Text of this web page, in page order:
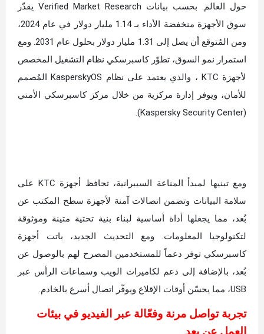
حول العالم. بحسب بيانات Verified Market Research يقدّر
سوق الأجهزة منخفضة الأداء بـ 1.14 مليار دولار في عام 2024،
ومن المُتوقع أن يصل إلى 1.31 مليار دولار بحلول عام 2031. ومع
استمرار نمو السوق، تطوّر كاسبرسكي نظام التشغيل المخصص
لأجهزة KTC ، والذي يعتمد على نظام KasperskyOS المُصمم
للأمان، ويوفر إدارة مركزية من خلال مركز كاسبرسكي الأمني
(Kaspersky Security Center).
ومع تبنيها لمبدأ المناعة السيبرانية، تحافظ أجهزة KTC على
سلامة البيانات وتضمن اتصالات آمنة لأجهزة سطح المكتب عن
بُعد، مما يجعلها أداة أساسية لبناء بنية تحتية متينة وموثوقة
لتكنولوجيا المعلومات. ومع التحديث الجديد، باتت أجهزة
كاسبرسكي توفر دعماً للمستخدمين المصرح لهم بالوصول عن
بُعد، بالإضافة إلى دعم لكاميرات الويب وسماعات الرأس عبر
USB، مما يحسّن أوقات الإقلاع ويوفّر اتصال أسرع بالخادم.
تجربة تواصل مرنة وفعّالة عبر الفيديو في بيئات
العمل عن بعد